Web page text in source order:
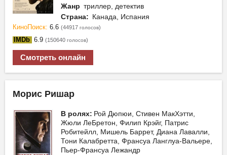
Жанр триллер, детектив
Страна: Канада, Испания
КиноПоиск: 6.6 (44917 голосов)
IMDb 6.9 (150640 голосов)
Смотреть онлайн
Морис Ришар
В ролях: Рой Дюпюи, Стивен МакХэтти,
Жюли ЛеБретон, Филип Крэйг, Патрис
Робитейлл, Мишель Баррет, Диана Лавалли,
Тони Калабретта, Франсуа Ланглуа-Вальере,
Пьер-Франсуа Лежандр